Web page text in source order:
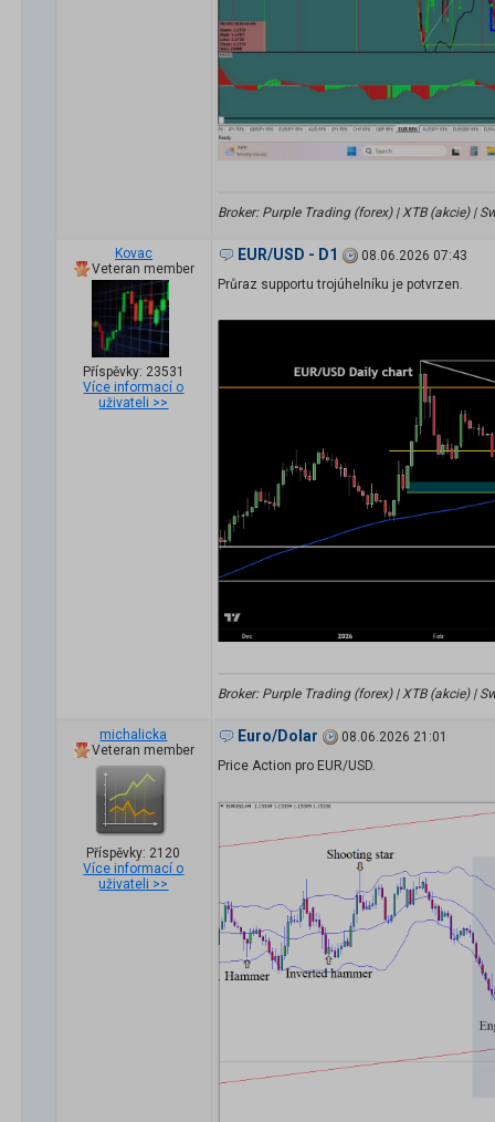
Broker: Purple Trading (forex) | XTB (akcie) |
Kovac
Veteran member
Příspěvky: 23531
Více informací o
uživateli >>
EUR/USD - D1
08.06.2026 07:43
Průraz supportu trojúhelníku je potvrzen.
Broker: Purple Trading (forex) | XTB (akcie) |
michalicka
Veteran member
Příspěvky: 2120
Více informací o
uživateli >>
Euro/Dolar
08.06.2026 21:01
Price Action pro EUR/USD.